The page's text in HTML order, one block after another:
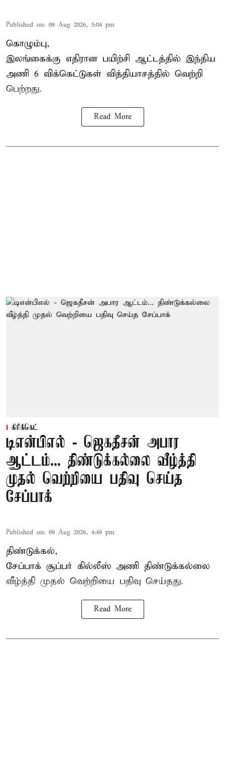
Published on: 09 Aug 2026, 5:04 pm
கொழும்பு,
இலங்கைக்கு எதிரான பயிற்சி ஆட்டத்தில் இந்திய
அணி 6 விக்கெட்டுகள் வித்தியாசத்தில் வெற்றி
பெற்றது.
Read More
கிரிக்கெட்
டிஎன்பிஎல் - ஜெகதீசன் அபார
ஆட்டம்... திண்டுக்கல்லை வீழ்த்தி
முதல் வெற்றியை பதிவு செய்த
சேப்பாக்
Published on: 09 Aug 2026, 4:49 pm
திண்டுக்கல்,
சேப்பாக் சூப்பர் கில்லீஸ் அணி திண்டுக்கல்லை
வீழ்த்தி முதல் வெற்றியை பதிவு செய்தது.
Read More